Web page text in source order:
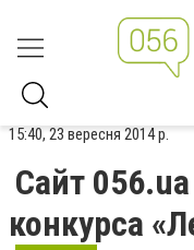
15:40, 23 вересня 2014 р.
Сайт
конкурса